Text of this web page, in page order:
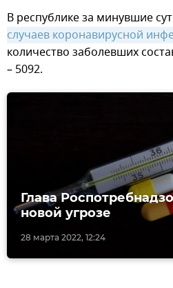
В республике за минувшие
случаев коронавирусной
количество заболевших
– 5092.
28 марта 2022, 12:24
Глава
новой угрозе